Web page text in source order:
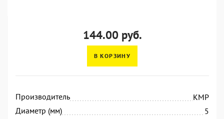
144.00 руб.
В КОРЗИНУ
Производитель
KMP
Диаметр (мм)
5